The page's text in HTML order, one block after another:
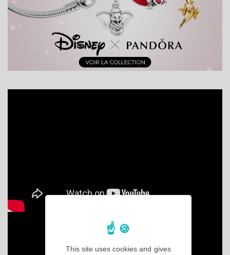
This site uses cookies and gives